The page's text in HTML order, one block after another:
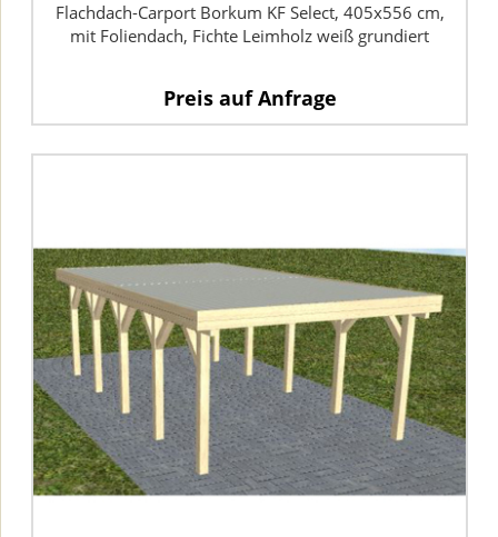
Flachdach-Carport Borkum KF Select, 405x556 cm,
mit Foliendach, Fichte Leimholz weiß grundiert
Preis auf Anfrage